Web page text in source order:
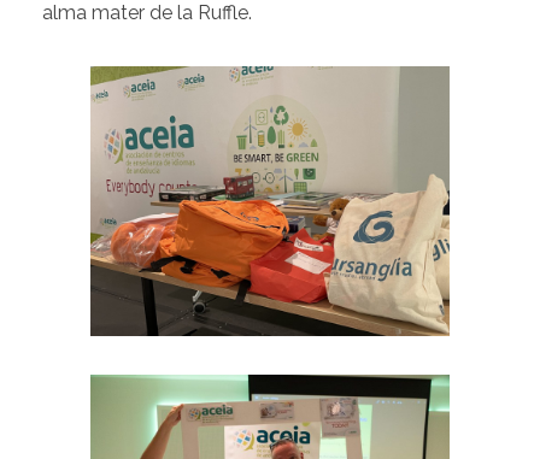
alma mater de la Ruffle.